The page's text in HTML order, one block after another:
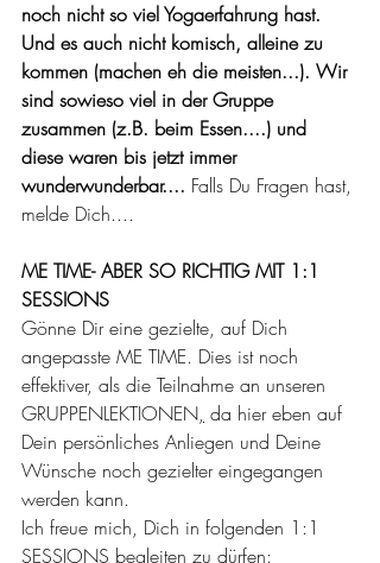
noch nicht so viel Yogaerfahrung hast.
Und es auch nicht komisch, alleine zu
kommen (machen eh die meisten...). Wir
sind sowieso viel in der Gruppe
zusammen (z.B. beim Essen....) und
diese waren bis jetzt immer
wunderwunderbar.... Falls Du Fragen hast,
melde Dich....
ME TIME- ABER SO RICHTIG MIT 1:1
SESSIONS
Gönne Dir eine gezielte, auf Dich
angepasste ME TIME. Dies ist noch
effektiver, als die Teilnahme an unseren
GRUPPENLEKTIONEN, da hier eben auf
Dein persönliches Anliegen und Deine
Wünsche noch gezielter eingegangen
werden kann.
Ich freue mich, Dich in folgenden 1:1
SESSIONS begleiten zu dürfen: